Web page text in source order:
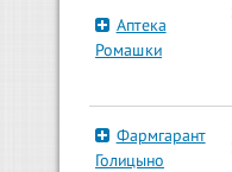
Аптека
Ромашки
Фармгарант
Голицыно